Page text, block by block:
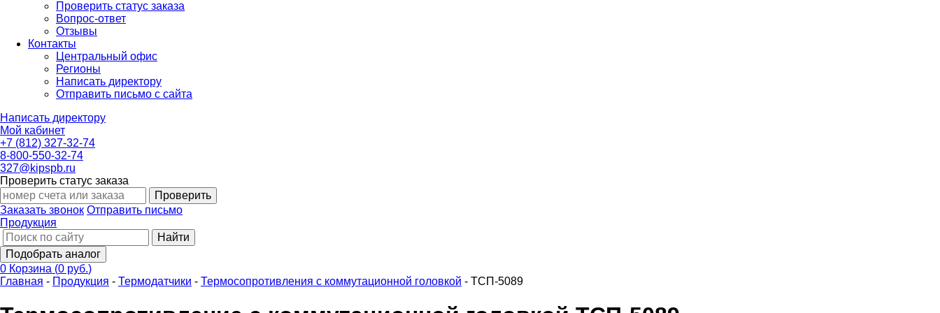
Проверить статус заказа
Вопрос-ответ
Отзывы
Контакты
Центральный офис
Регионы
Написать директору
Отправить письмо с сайта
Написать директору
Мой кабинет
+7 (812) 327-32-74
8-800-550-32-74
327@kipspb.ru
Проверить статус заказа
Проверить
Заказать звонок Отправить письмо
Продукция
Найти
Подобрать аналог
0 Корзина (0 руб.)
Главная - Продукция - Термодатчики - Термосопротивления с коммутационной головкой - ТСП-5089